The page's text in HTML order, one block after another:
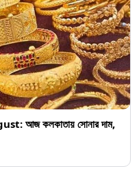
আজ কলকাতায় সোনার দাম,